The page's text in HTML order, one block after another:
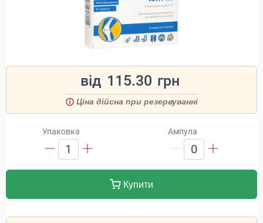
від 115.30 грн
Ціна дійсна при резервуванні
Упаковка
1
Ампула
0
Купити